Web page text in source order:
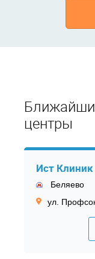
центры
Ист
Беляево
ул.